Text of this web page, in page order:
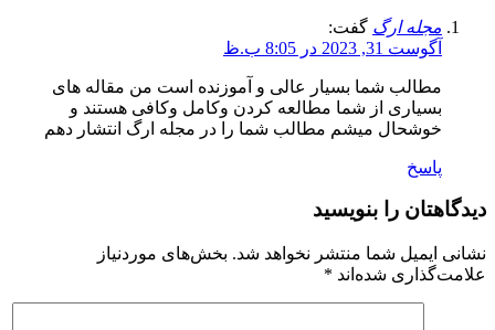
مجله ارگ گفت:
آگوست 31, 2023 در 8:05 ب.ظ
مطالب شما بسیار عالی و آموزنده است من مقاله های
بسیاری از شما مطالعه کردن وکامل وکافی هستند و
خوشحال میشم مطالب شما را در مجله ارگ انتشار دهم
پاسخ
دیدگاهتان را بنویسید
نشانی ایمیل شما منتشر نخواهد شد. بخش‌های موردنیاز
علامت‌گذاری شده‌اند *